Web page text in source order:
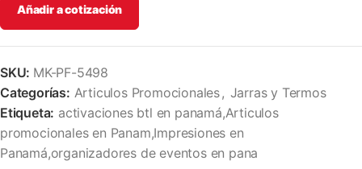
Añadir a cotización
SKU: MK-PF-5498
Categorías: Articulos Promocionales, Jarras y Termos
Etiqueta: activaciones btl en panamá,Articulos
promocionales en Panam,Impresiones en
Panamá,organizadores de eventos en pana